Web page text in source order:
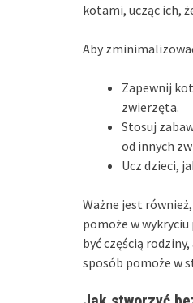
kotami, ucząc ich,
Aby
Zapewnij
zwierzęta.
Stosuj
od innych
Ucz dzieci,
Ważne jest
pomoże w
być częścią
sposób pomoże w